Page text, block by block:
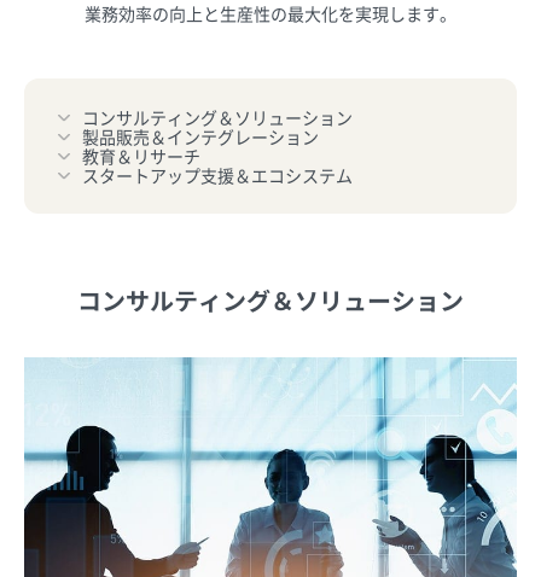
業務効率の向上と生産性の最大化を実現します。
コンサルティング＆ソリューション
製品販売＆インテグレーション
教育＆リサーチ
スタートアップ支援＆エコシステム
コンサルティング＆ソリューション